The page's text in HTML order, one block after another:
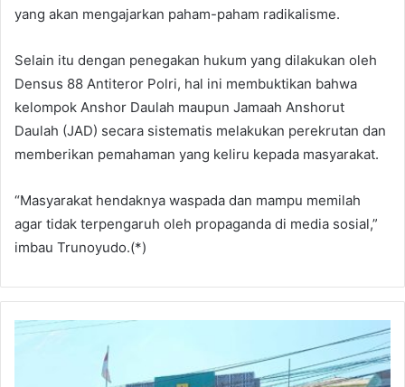
yang akan mengajarkan paham-paham radikalisme.
Selain itu dengan penegakan hukum yang dilakukan oleh
Densus 88 Antiteror Polri, hal ini membuktikan bahwa
kelompok Anshor Daulah maupun Jamaah Anshorut
Daulah (JAD) secara sistematis melakukan perekrutan dan
memberikan pemahaman yang keliru kepada masyarakat.
“Masyarakat hendaknya waspada dan mampu memilah
agar tidak terpengaruh oleh propaganda di media sosial,”
imbau Trunoyudo.(*)